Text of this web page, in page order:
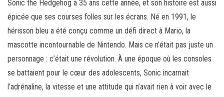
Sonic the Hedgehog a 35 ans cette année, et son histoire est aussi
épicée que ses courses folles sur les écrans. Né en 1991, le
hérisson bleu a été conçu comme un défi direct à Mario, la
mascotte incontournable de Nintendo. Mais ce n’était pas juste un
personnage : c’était une révolution. À une époque où les consoles
se battaient pour le cœur des adolescents, Sonic incarnait
l’adrénaline, la vitesse et une attitude qui n’avait rien à voir avec le